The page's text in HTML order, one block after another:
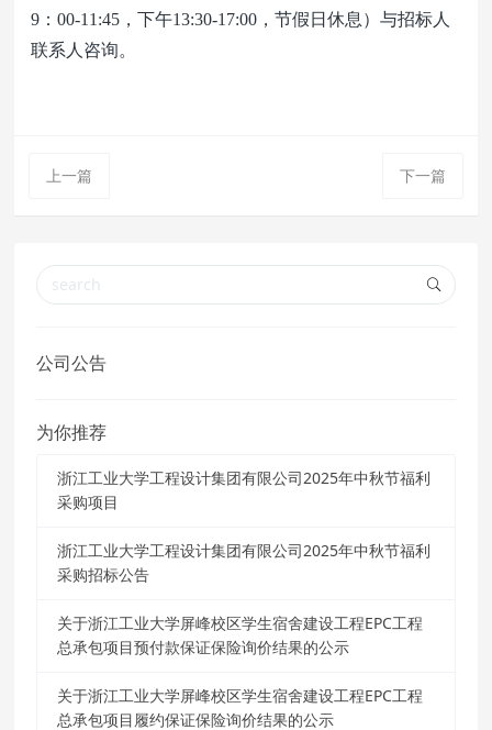
9：00-11:45，下午13:30-17:00，节假日休息）与招标人
联系人咨询。
上一篇 下一篇
公司公告
为你推荐
浙江工业大学工程设计集团有限公司2025年中秋节福利
采购项目
浙江工业大学工程设计集团有限公司2025年中秋节福利
采购招标公告
关于浙江工业大学屏峰校区学生宿舍建设工程EPC工程
总承包项目预付款保证保险询价结果的公示
关于浙江工业大学屏峰校区学生宿舍建设工程EPC工程
总承包项目履约保证保险询价结果的公示